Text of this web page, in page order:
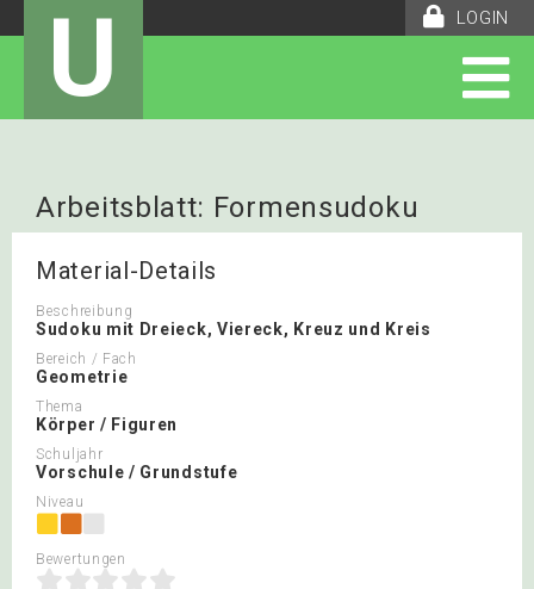
LOGIN
U
Arbeitsblatt: Formensudoku
Material-Details
Beschreibung
Sudoku mit Dreieck, Viereck, Kreuz und Kreis
Bereich / Fach
Geometrie
Thema
Körper / Figuren
Schuljahr
Vorschule / Grundstufe
Niveau
Bewertungen